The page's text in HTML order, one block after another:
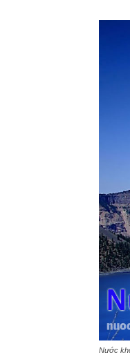
Nước